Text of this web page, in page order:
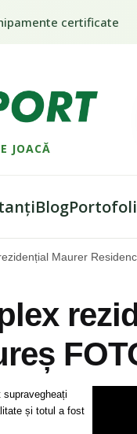
certificate
JOACĂ
Blog
Maurer
și totul a fost